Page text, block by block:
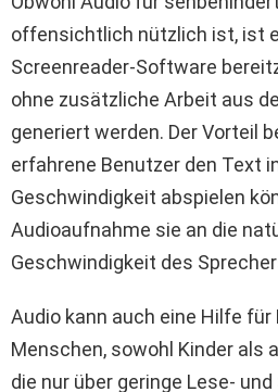
offensichtlich nützlich ist, ist
Screenreader-Software
ohne zusätzliche Arbeit aus
generiert werden. Der Vorteil
erfahrene Benutzer den Text
Geschwindigkeit abspielen
Audioaufnahme sie an die
Geschwindigkeit des
Audio kann auch eine Hilfe
Menschen, sowohl Kinder als
die nur über geringe Lese-